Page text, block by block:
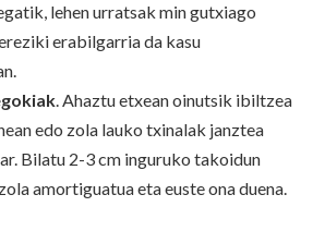
lehen urratsak min gutxiago
erabilgarria da kasu
. Ahaztu etxean oinutsik ibiltzea
edo zola lauko txinalak janztea
Bilatu 2-3 cm inguruko takoidun
amortiguatua eta euste ona duena.